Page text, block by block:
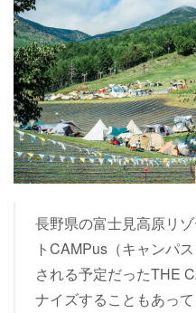
長野県の富士見高原リ
トCAMPus（キャンパ
される予定だったTHE
ナイズすることもあっ